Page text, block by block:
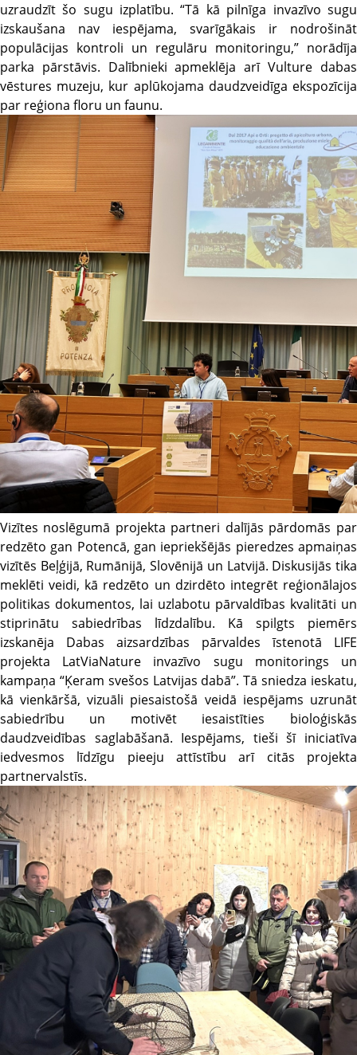
uzraudzīt šo sugu izplatību. “Tā kā pilnīga invazīvo sugu
izskaušana nav iespējama, svarīgākais ir nodrošināt
populācijas kontroli un regulāru monitoringu,” norādīja
parka pārstāvis. Dalībnieki apmeklēja arī Vulture dabas
vēstures muzeju, kur aplūkojama daudzveidīga ekspozīcija
par reģiona floru un faunu.
Vizītes noslēgumā projekta partneri dalījās pārdomās par
redzēto gan Potencā, gan iepriekšējās pieredzes apmaiņas
vizītēs Beļģijā, Rumānijā, Slovēnijā un Latvijā. Diskusijās tika
meklēti veidi, kā redzēto un dzirdēto integrēt reģionālajos
politikas dokumentos, lai uzlabotu pārvaldības kvalitāti un
stiprinātu sabiedrības līdzdalību. Kā spilgts piemērs
izskanēja Dabas aizsardzības pārvaldes īstenotā LIFE
projekta LatViaNature invazīvo sugu monitorings un
kampaņa “Ķeram svešos Latvijas dabā”. Tā sniedza ieskatu,
kā vienkāršā, vizuāli piesaistošā veidā iespējams uzrunāt
sabiedrību un motivēt iesaistīties bioloģiskās
daudzveidības saglabāšanā. Iespējams, tieši šī iniciatīva
iedvesmos līdzīgu pieeju attīstību arī citās projekta
partnervalstīs.